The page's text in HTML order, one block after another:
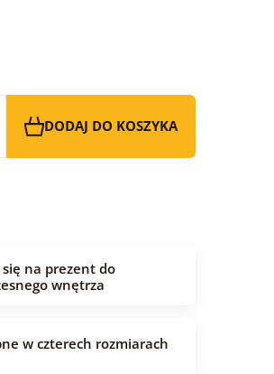
DODAJ DO KOSZYKA
na prezent do
wnętrza
w czterech rozmiarach